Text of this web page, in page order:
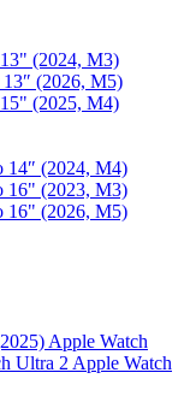
(2024, M3)
(2026, M5)
(2025, M4)
14″ (2024, M4)
16" (2023, M3)
16" (2026, M5)
Apple Watch
Ultra 2 Apple Watch